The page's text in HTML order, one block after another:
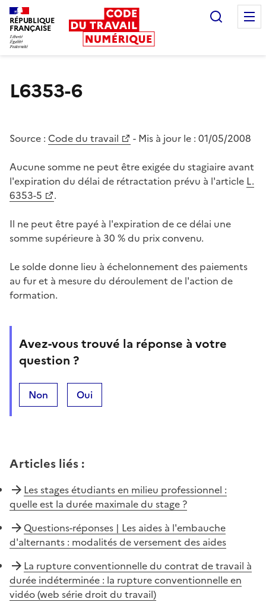
RÉPUBLIQUE
FRANÇAISE
L6353-6
Source : Code du travail - Mis à jour le : 01/05/2008
Aucune somme ne peut être exigée du stagiaire avant
l'expiration du délai de rétractation prévu à l'article L.
6353-5
.
Il ne peut être payé à l'expiration de ce délai une
somme supérieure à 30 % du prix convenu.
Le solde donne lieu à échelonnement des paiements
au fur et à mesure du déroulement de l'action de
formation.
Avez-vous trouvé la réponse à votre
question ?
Non Oui
Articles liés :
Les stages étudiants en milieu professionnel :
quelle est la durée maximale du stage ?
Questions-réponses | Les aides à l'embauche
d'alternants : modalités de versement des aides
La rupture conventionnelle du contrat de travail à
durée indéterminée : la rupture conventionnelle en
vidéo (web série droit du travail)